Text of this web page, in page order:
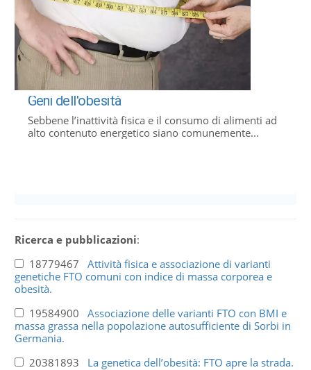
Geni dell'obesità
Sebbene l’inattività fisica e il consumo di alimenti ad
alto contenuto energetico siano comunemente...
Ricerca e pubblicazioni:
18779467 Attività fisica e associazione di varianti
genetiche FTO comuni con indice di massa corporea e
obesità.
19584900 Associazione delle varianti FTO con BMI e
massa grassa nella popolazione autosufficiente di Sorbi in
Germania.
20381893 La genetica dell’obesità: FTO apre la strada.